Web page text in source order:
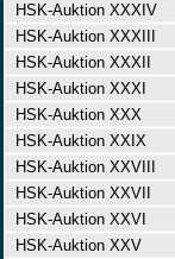
HSK-Auktion XXXIV
HSK-Auktion XXXIII
HSK-Auktion XXXII
HSK-Auktion XXXI
HSK-Auktion XXX
HSK-Auktion XXIX
HSK-Auktion XXVIII
HSK-Auktion XXVII
HSK-Auktion XXVI
HSK-Auktion XXV